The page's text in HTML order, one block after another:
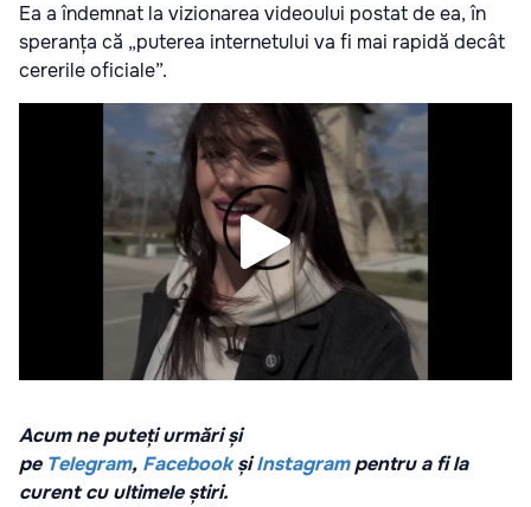
Ea a îndemnat la vizionarea videoului postat de ea, în
speranța că „puterea internetului va fi mai rapidă decât
cererile oficiale”.
Acum ne puteți urmări și
pe Telegram, Facebook șiInstagrampentru a fi la
curent cu ultimele știri.